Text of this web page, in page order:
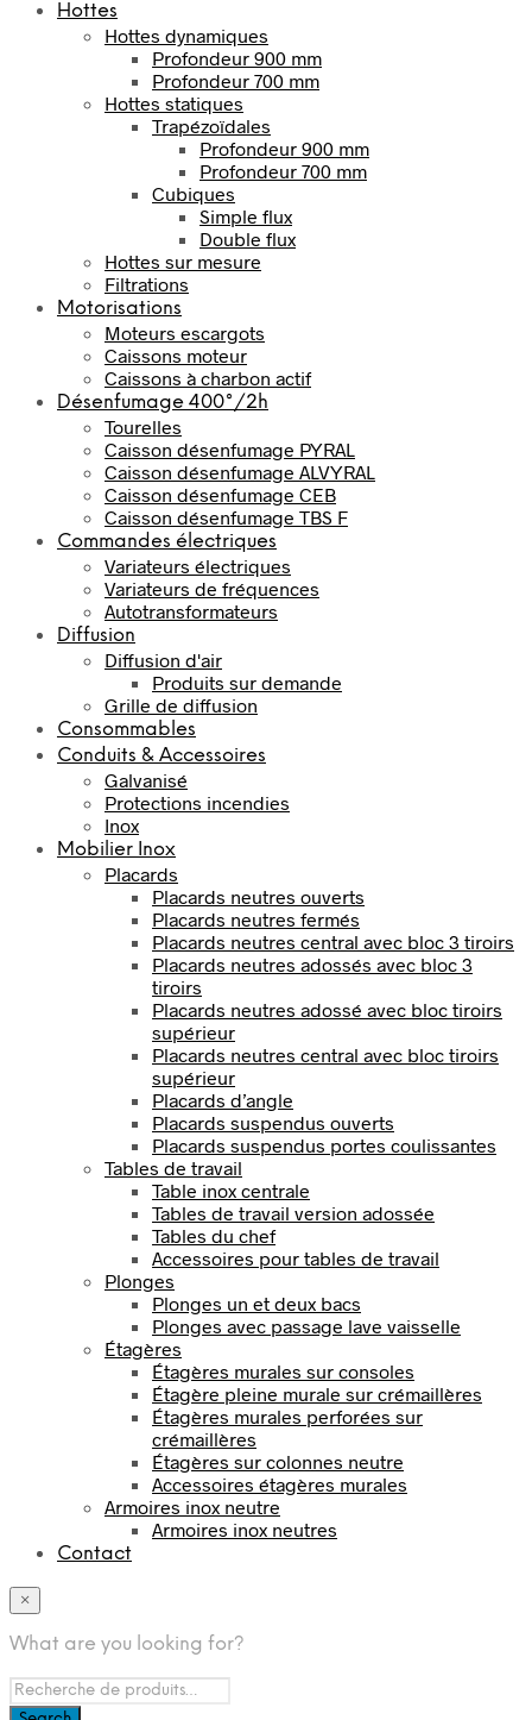
Hottes
Hottes dynamiques
Profondeur 900 mm
Profondeur 700 mm
Hottes statiques
Trapézoïdales
Profondeur 900 mm
Profondeur 700 mm
Cubiques
Simple flux
Double flux
Hottes sur mesure
Filtrations
Motorisations
Moteurs escargots
Caissons moteur
Caissons à charbon actif
Désenfumage 400°/2h
Tourelles
Caisson désenfumage PYRAL
Caisson désenfumage ALVYRAL
Caisson désenfumage CEB
Caisson désenfumage TBS F
Commandes électriques
Variateurs électriques
Variateurs de fréquences
Autotransformateurs
Diffusion
Diffusion d'air
Produits sur demande
Grille de diffusion
Consommables
Conduits & Accessoires
Galvanisé
Protections incendies
Inox
Mobilier Inox
Placards
Placards neutres ouverts
Placards neutres fermés
Placards neutres central avec bloc 3 tiroirs
Placards neutres adossés avec bloc 3
tiroirs
Placards neutres adossé avec bloc tiroirs
supérieur
Placards neutres central avec bloc tiroirs
supérieur
Placards d’angle
Placards suspendus ouverts
Placards suspendus portes coulissantes
Tables de travail
Table inox centrale
Tables de travail version adossée
Tables du chef
Accessoires pour tables de travail
Plonges
Plonges un et deux bacs
Plonges avec passage lave vaisselle
Étagères
Étagères murales sur consoles
Étagère pleine murale sur crémaillères
Étagères murales perforées sur
crémaillères
Étagères sur colonnes neutre
Accessoires étagères murales
Armoires inox neutre
Armoires inox neutres
Contact
×
What are you looking for?